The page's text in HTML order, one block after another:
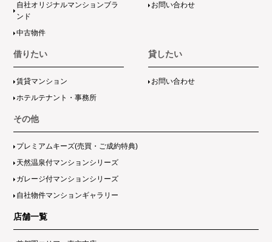
自社オリジナルマンションブラ
ンド
中古物件
お問い合わせ
借りたい
賃貸マンション
ホテルテナント・事務所
貸したい
お問い合わせ
その他
プレミアムキーズ(売買・ご成約特典)
天然温泉付マンションシリーズ
ガレージ付マンションシリーズ
自社物件マンションギャラリー
店舗一覧